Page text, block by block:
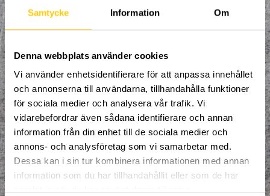
Samtycke Information Om
Denna webbplats använder cookies
Vi använder enhetsidentifierare för att anpassa innehållet
och annonserna till användarna, tillhandahålla funktioner
för sociala medier och analysera vår trafik. Vi
vidarebefordrar även sådana identifierare och annan
information från din enhet till de sociala medier och
annons- och analysföretag som vi samarbetar med.
Dessa kan i sin tur kombinera informationen med annan
information som du har tillhandahållit eller som de har
Klättring
LAN
Multisport
Mässa
NPF-Träning
Parkour
Påsk på Dome